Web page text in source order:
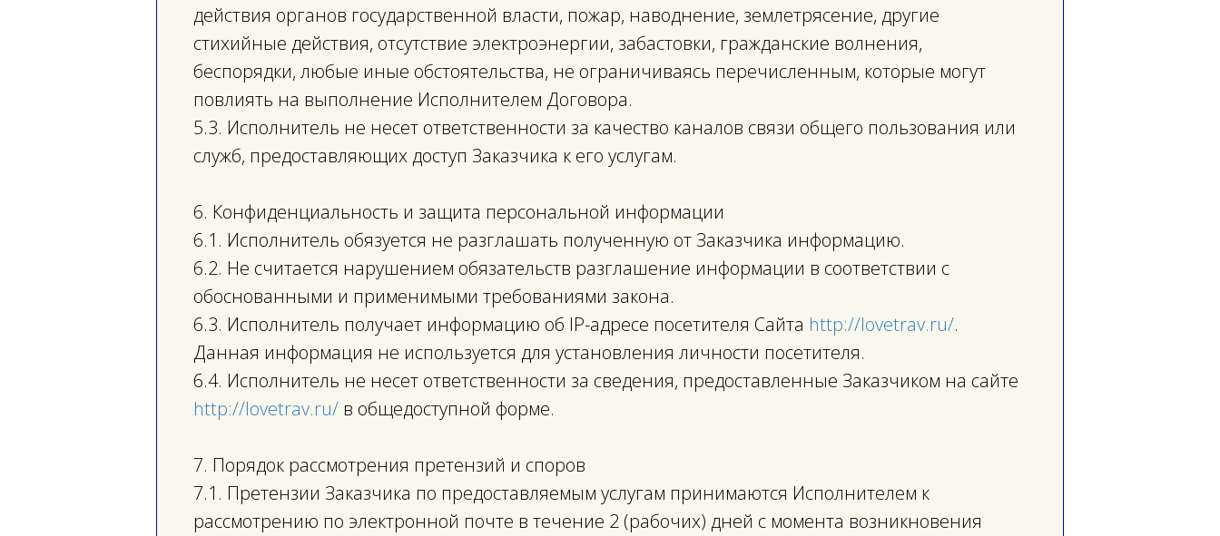
действия органов государственной власти, пожар, наводнение, землетрясение, другие
стихийные действия, отсутствие электроэнергии, забастовки, гражданские волнения,
беспорядки, любые иные обстоятельства, не ограничиваясь перечисленным, которые могут
повлиять на выполнение Исполнителем Договора.
5.3. Исполнитель не несет ответственности за качество каналов связи общего пользования или
служб, предоставляющих доступ Заказчика к его услугам.
6. Конфиденциальность и защита персональной информации
6.1. Исполнитель обязуется не разглашать полученную от Заказчика информацию.
6.2. Не считается нарушением обязательств разглашение информации в соответствии с
обоснованными и применимыми требованиями закона.
6.3. Исполнитель получает информацию об IP-адресе посетителя Сайта http://lovetrav.ru/.
Данная информация не используется для установления личности посетителя.
6.4. Исполнитель не несет ответственности за сведения, предоставленные Заказчиком на сайте
http://lovetrav.ru/ в общедоступной форме.
7. Порядок рассмотрения претензий и споров
7.1. Претензии Заказчика по предоставляемым услугам принимаются Исполнителем к
рассмотрению по электронной почте в течение 2 (рабочих) дней с момента возникновения